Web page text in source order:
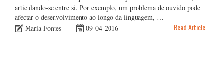
articulando-se entre si. Por exemplo, um problema de ouvido pode
afectar o desenvolvimento ao longo da linguagem, …
Maria Fontes
09-04-2016 Read Article